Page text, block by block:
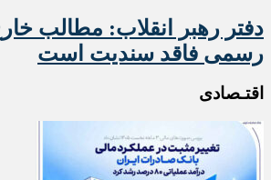
دفتر رهبر انقلاب: مطالب
رسمی فاقد سندیت است
اقتـصادی